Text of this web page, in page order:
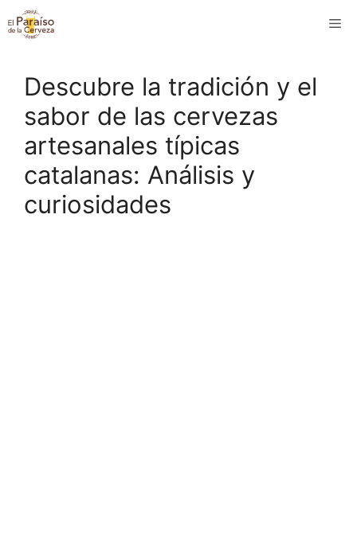
Saltar
al
Descubre la tradición y el
sabor de las cervezas
artesanales típicas
catalanas: Análisis y
curiosidades